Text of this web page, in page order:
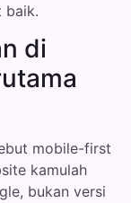
baik.
di
mobile-first
kamulah
bukan versi